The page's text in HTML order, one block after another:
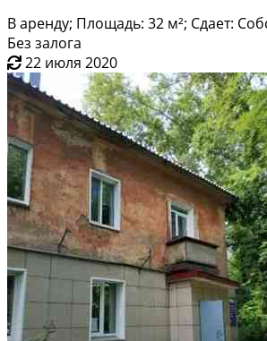
В аренду; Площадь: 32 м²; Сдает:
Без залога
22 июля 2020